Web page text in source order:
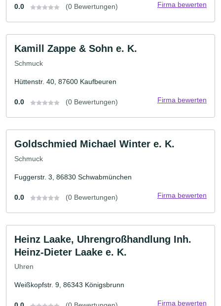
0.0 (0 Bewertungen) Firma bewerten
Kamill Zappe & Sohn e. K.
Schmuck
Hüttenstr. 40, 87600 Kaufbeuren
0.0 (0 Bewertungen) Firma bewerten
Goldschmied Michael Winter e. K.
Schmuck
Fuggerstr. 3, 86830 Schwabmünchen
0.0 (0 Bewertungen) Firma bewerten
Heinz Laake, Uhrengroßhandlung Inh.
Heinz-Dieter Laake e. K.
Uhren
Weißkopfstr. 9, 86343 Königsbrunn
Firma bewerten